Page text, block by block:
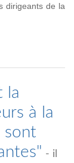
dirigeants de la
la
à la
sont
- il